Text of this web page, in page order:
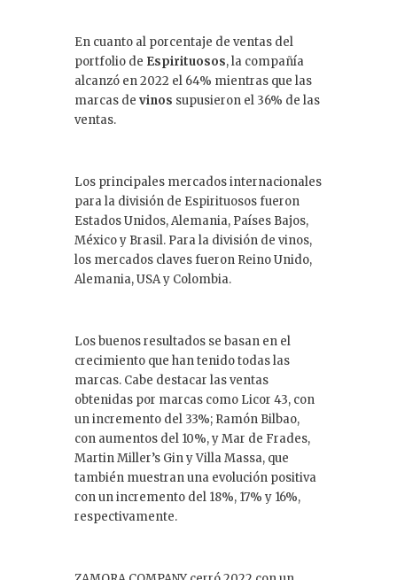
En cuanto al porcentaje de ventas del
portfolio de Espirituosos, la compañía
alcanzó en 2022 el 64% mientras que las
marcas de vinos supusieron el 36% de las
ventas.
Los principales mercados internacionales
para la división de Espirituosos fueron
Estados Unidos, Alemania, Países Bajos,
México y Brasil. Para la división de vinos,
los mercados claves fueron Reino Unido,
Alemania, USA y Colombia.
Los buenos resultados se basan en el
crecimiento que han tenido todas las
marcas. Cabe destacar las ventas
obtenidas por marcas como Licor 43, con
un incremento del 33%; Ramón Bilbao,
con aumentos del 10%, y Mar de Frades,
Martin Miller’s Gin y Villa Massa, que
también muestran una evolución positiva
con un incremento del 18%, 17% y 16%,
respectivamente.